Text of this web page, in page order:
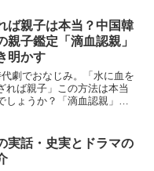
ば親子は本当？中国韓
親子鑑定「滴血認親」
明かす
劇でおなじみ。「水に血を
れば親子」この方法は本当
しょうか？「滴血認親」の
実話・史実とドラマの